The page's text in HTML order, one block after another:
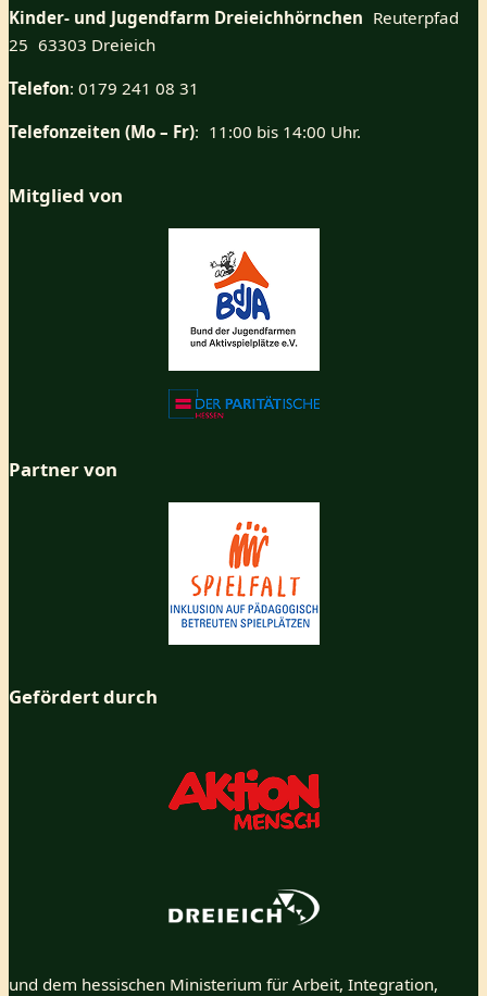
Kinder- und Jugendfarm Dreieichhörnchen Reuterpfad
25 63303 Dreieich
Telefon: 0179 241 08 31
Telefonzeiten (Mo – Fr): 11:00 bis 14:00 Uhr.
Mitglied von
Partner von
Gefördert durch
und dem hessischen Ministerium für Arbeit, Integration,